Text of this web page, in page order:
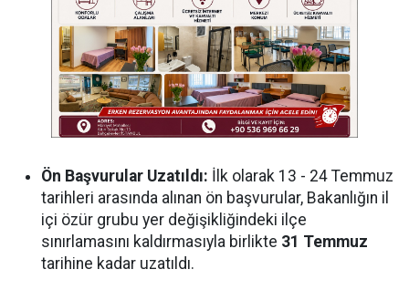
Ön Başvurular Uzatıldı: İlk olarak 13 - 24 Temmuz
tarihleri arasında alınan ön başvurular, Bakanlığın il
içi özür grubu yer değişikliğindeki ilçe
sınırlamasını kaldırmasıyla birlikte 31 Temmuz
tarihine kadar uzatıldı.